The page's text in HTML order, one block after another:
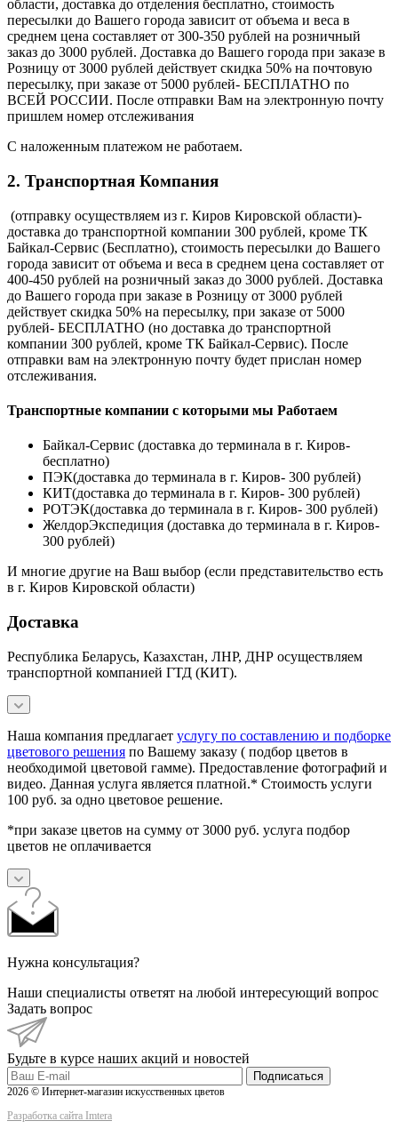
области, доставка до отделения бесплатно, стоимость
пересылки до Вашего города зависит от объема и веса в
среднем цена составляет от 300-350 рублей на розничный
заказ до 3000 рублей. Доставка до Вашего города при заказе в
Розницу от 3000 рублей действует скидка 50% на почтовую
пересылку, при заказе от 5000 рублей- БЕСПЛАТНО по
ВСЕЙ РОССИИ. После отправки Вам на электронную почту
пришлем номер отслеживания
С наложенным платежом не работаем.
2. Транспортная Компания
(отправку осуществляем из г. Киров Кировской области)-
доставка до транспортной компании 300 рублей, кроме ТК
Байкал-Сервис (Бесплатно), стоимость пересылки до Вашего
города зависит от объема и веса в среднем цена составляет от
400-450 рублей на розничный заказ до 3000 рублей. Доставка
до Вашего города при заказе в Розницу от 3000 рублей
действует скидка 50% на пересылку, при заказе от 5000
рублей- БЕСПЛАТНО (но доставка до транспортной
компании 300 рублей, кроме ТК Байкал-Сервис). После
отправки вам на электронную почту будет прислан номер
отслеживания.
Транспортные компании с которыми мы Работаем
Байкал-Сервис (доставка до терминала в г. Киров-
бесплатно)
ПЭК(доставка до терминала в г. Киров- 300 рублей)
КИТ(доставка до терминала в г. Киров- 300 рублей)
РОТЭК(доставка до терминала в г. Киров- 300 рублей)
ЖелдорЭкспедиция (доставка до терминала в г. Киров-
300 рублей)
И многие другие на Ваш выбор (если представительство есть
в г. Киров Кировской области)
Доставка
Республика Беларусь, Казахстан, ЛНР, ДНР осуществляем
транспортной компанией ГТД (КИТ).
Наша компания предлагает услугу по составлению и подборке
цветового решения по Вашему заказу ( подбор цветов в
необходимой цветовой гамме). Предоставление фотографий и
видео. Данная услуга является платной.* Стоимость услуги
100 руб. за одно цветовое решение.
*при заказе цветов на сумму от 3000 руб. услуга подбор
цветов не оплачивается
Нужна консультация?
Наши специалисты ответят на любой интересующий вопрос
Задать вопрос
Будьте в курсе наших акций и новостей
Подписаться
2026 © Интернет-магазин искусственных цветов
Разработка сайта Imtera